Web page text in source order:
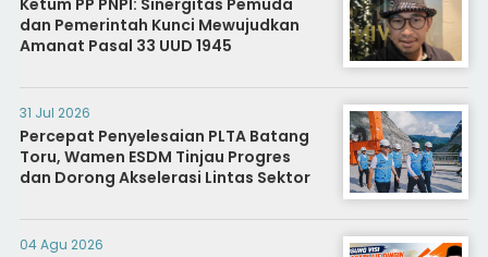
dan Pemerintah Kunci Mewujudkan
Amanat Pasal 33 UUD 1945
31 Jul 2026
Percepat Penyelesaian PLTA Batang
Toru, Wamen ESDM Tinjau Progres
dan Dorong Akselerasi Lintas Sektor
04 Agu 2026